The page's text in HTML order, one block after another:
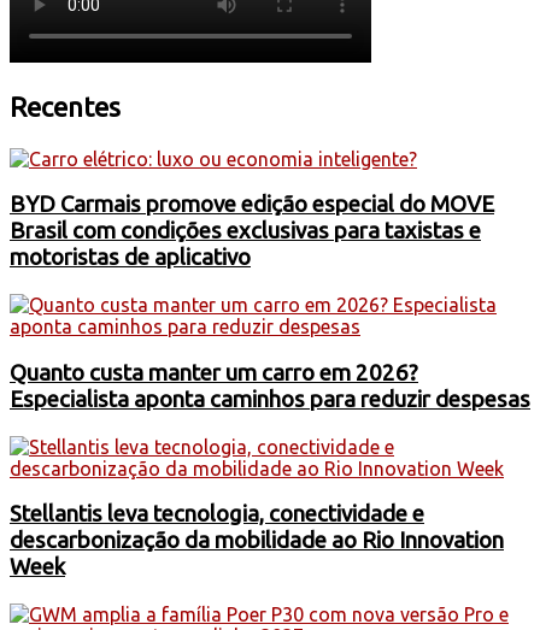
Recentes
BYD Carmais promove edição especial do MOVE
Brasil com condições exclusivas para taxistas e
motoristas de aplicativo
Quanto custa manter um carro em 2026?
Especialista aponta caminhos para reduzir despesas
Stellantis leva tecnologia, conectividade e
descarbonização da mobilidade ao Rio Innovation
Week